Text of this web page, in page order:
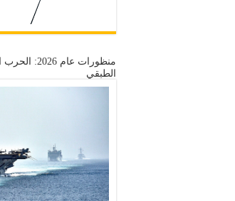
منظورات عام
الطبقي